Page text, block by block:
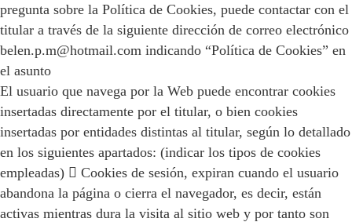
pregunta sobre la Política de Cookies, puede contactar con el
titular a través de la siguiente dirección de correo electrónico
belen.p.m@hotmail.com indicando “Política de Cookies” en
el asunto
El usuario que navega por la Web puede encontrar cookies
insertadas directamente por el titular, o bien cookies
insertadas por entidades distintas al titular, según lo detallado
en los siguientes apartados: (indicar los tipos de cookies
empleadas)  Cookies de sesión, expiran cuando el usuario
abandona la página o cierra el navegador, es decir, están
activas mientras dura la visita al sitio web y por tanto son